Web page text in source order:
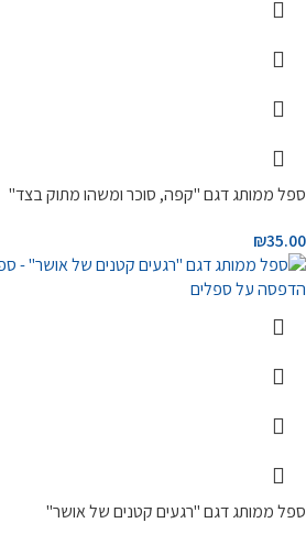
ספל ממותג דגם "קפה, סוכר ומשהו מתוק בצד"
₪35.00
ספל ממותג דגם "רגעים קטנים של אושר"